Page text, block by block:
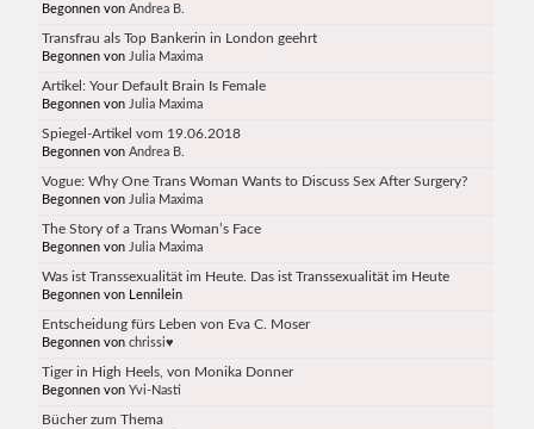
Begonnen vonAndrea B.
Transfrau als Top Bankerin in London geehrt
Begonnen von Julia Maxima
Artikel: Your Default Brain Is Female
Begonnen von Julia Maxima
Spiegel-Artikel vom 19.06.2018
Begonnen vonAndrea B.
Vogue: Why One Trans Woman Wants to Discuss Sex After Surgery?
Begonnen von Julia Maxima
The Story of a Trans Woman’s Face
Begonnen von Julia Maxima
Was ist Transsexualität im Heute. Das ist Transsexualität im Heute
Begonnen von Lennilein
Entscheidung fürs Leben von Eva C. Moser
Begonnen vonchrissi♥
Tiger in High Heels, von Monika Donner
Begonnen vonYvi-Nasti
Bücher zum Thema